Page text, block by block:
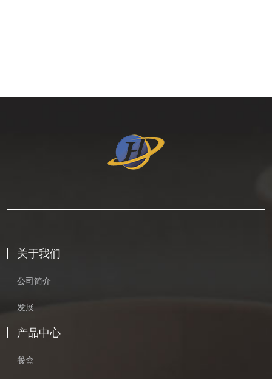
关于我们
公司简介
发展
产品中心
餐盒